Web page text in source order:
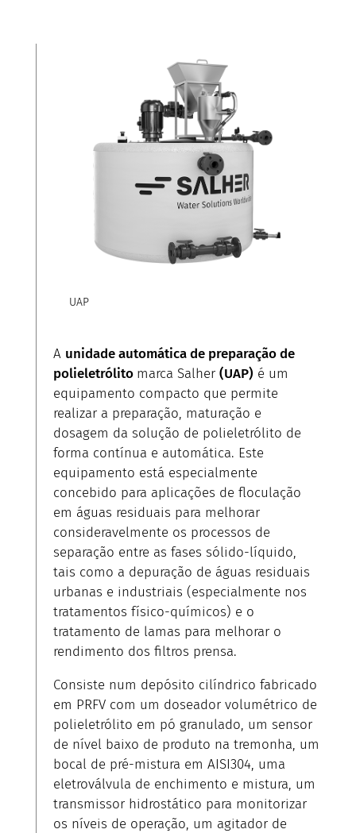
UAP
A unidade automática de preparação de
polieletrólito marca Salher (UAP) é um
equipamento compacto que permite
realizar a preparação, maturação e
dosagem da solução de polieletrólito de
forma contínua e automática. Este
equipamento está especialmente
concebido para aplicações de floculação
em águas residuais para melhorar
consideravelmente os processos de
separação entre as fases sólido-líquido,
tais como a depuração de águas residuais
urbanas e industriais (especialmente nos
tratamentos físico-químicos) e o
tratamento de lamas para melhorar o
rendimento dos filtros prensa.
Consiste num depósito cilíndrico fabricado
em PRFV com um doseador volumétrico de
polieletrólito em pó granulado, um sensor
de nível baixo de produto na tremonha, um
bocal de pré-mistura em AISI304, uma
eletroválvula de enchimento e mistura, um
transmissor hidrostático para monitorizar
os níveis de operação, um agitador de